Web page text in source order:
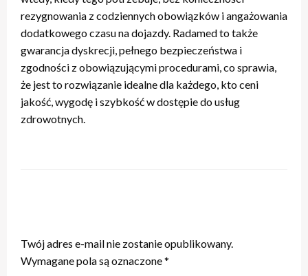
rezygnowania z codziennych obowiązków i angażowania
dodatkowego czasu na dojazdy. Radamed to także
gwarancja dyskrecji, pełnego bezpieczeństwa i
zgodności z obowiązującymi procedurami, co sprawia,
że jest to rozwiązanie idealne dla każdego, kto ceni
jakość, wygodę i szybkość w dostępie do usług
zdrowotnych.
Twój adres e-mail nie zostanie opublikowany.
Wymagane pola są oznaczone*